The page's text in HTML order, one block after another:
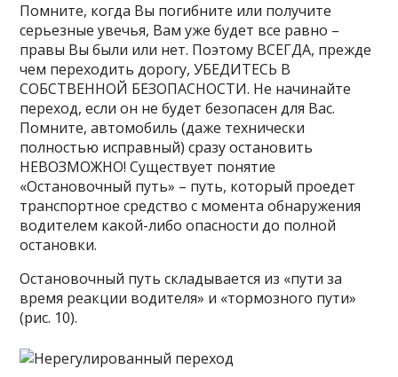
Помните, когда Вы погибните или получите
серьезные увечья, Вам уже будет все равно –
правы Вы были или нет. Поэтому ВСЕГДА, прежде
чем переходить дорогу, УБЕДИТЕСЬ В
СОБСТВЕННОЙ БЕЗОПАСНОСТИ. Не начинайте
переход, если он не будет безопасен для Вас.
Помните, автомобиль (даже технически
полностью исправный) сразу остановить
НЕВОЗМОЖНО! Существует понятие
«Остановочный путь» – путь, который проедет
транспортное средство с момента обнаружения
водителем какой-либо опасности до полной
остановки.
Остановочный путь складывается из «пути за
время реакции водителя» и «тормозного пути»
(рис. 10).